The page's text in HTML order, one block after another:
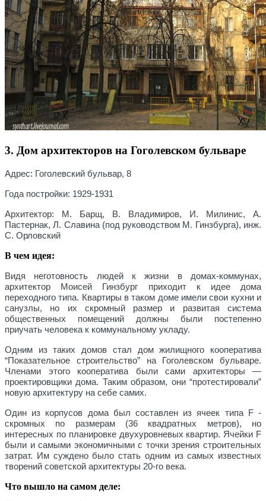
3. Дом архитекторов на Гоголевском бульваре
Адрес: Гоголевский бульвар, 8
Года постройки: 1929-1931
Архитектор: М. Барщ, В. Владимиров, И. Милинис, А.
Пастернак, Л. Славина (под руководством М. Гинзбурга), инж.
С. Орловский
В чем идея:
Видя неготовность людей к жизни в домах-коммунах,
архитектор Моисей Гинзбург приходит к идее дома
переходного типа. Квартиры в таком доме имели свои кухни и
санузлы, но их скромный размер и развитая система
общественных помещений должны были постепенно
приучать человека к коммунальному укладу.
Одним из таких домов стал дом жилищного кооператива
“Показательное строительство” на Гоголевском бульваре.
Членами этого кооператива были сами архитекторы —
проектировщики дома. Таким образом, они “протестировали”
новую архитектуру на себе самих.
Один из корпусов дома был составлен из ячеек типа F -
скромных по размерам (36 квадратных метров), но
интересных по планировке двухуровневых квартир. Ячейки F
были и самыми экономичными с точки зрения строительных
затрат. Им суждено было стать одним из самых известных
творений советской архитектуры 20-го века.
Что вышло на самом деле: